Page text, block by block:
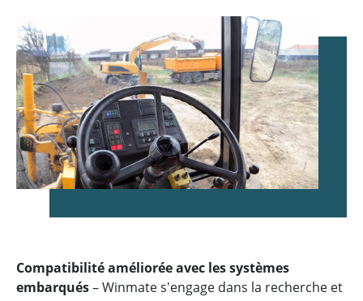
Compatibilité améliorée avec les systèmes
embarqués– Winmate s'engage dans la recherche et